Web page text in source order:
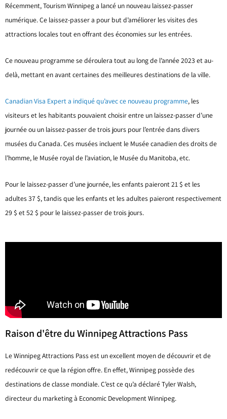
Récemment, Tourism Winnipeg a lancé un nouveau laissez-passer
numérique. Ce laissez-passer a pour but d’améliorer les visites des
attractions locales tout en offrant des économies sur les entrées.
Ce nouveau programme se déroulera tout au long de l’année 2023 et au-
delà, mettant en avant certaines des meilleures destinations de la ville.
Canadian Visa Expert a indiqué qu’avec ce nouveau programme, les
visiteurs et les habitants pouvaient choisir entre un laissez-passer d’une
journée ou un laissez-passer de trois jours pour l’entrée dans divers
musées du Canada. Ces musées incluent le Musée canadien des droits de
l’homme, le Musée royal de l’aviation, le Musée du Manitoba, etc.
Pour le laissez-passer d’une journée, les enfants paieront 21 $ et les
adultes 37 $, tandis que les enfants et les adultes paieront respectivement
29 $ et 52 $ pour le laissez-passer de trois jours.
Raison d'être du Winnipeg Attractions Pass
Le Winnipeg Attractions Pass est un excellent moyen de découvrir et de
redécouvrir ce que la région offre. En effet, Winnipeg possède des
destinations de classe mondiale. C’est ce qu’a déclaré Tyler Walsh,
directeur du marketing à Economic Development Winnipeg.